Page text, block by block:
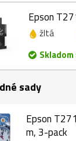
Epson
žltá
Skladom
sady
Epson
m, 3-pack